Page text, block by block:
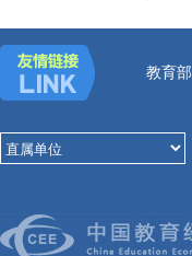
教育部